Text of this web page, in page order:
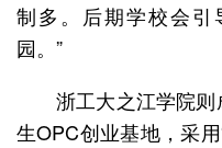
制多。后期学校会
园。”
浙工大之江学院
生OPC创业基地，采用